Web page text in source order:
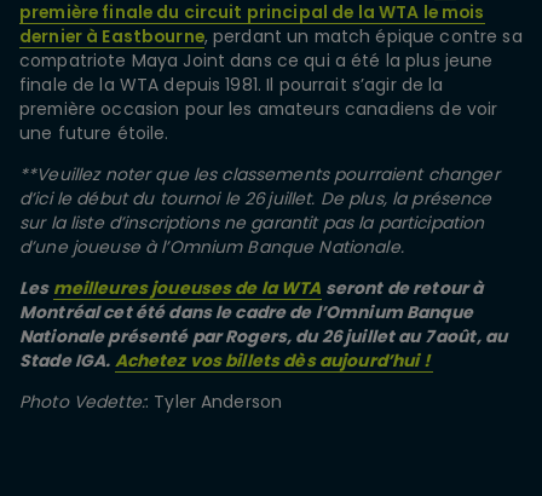
première finale du circuit principal de la WTA le mois
dernier à Eastbourne, perdant un match épique contre sa
compatriote Maya Joint dans ce qui a été la plus jeune
finale de la WTA depuis 1981. Il pourrait s’agir de la
première occasion pour les amateurs canadiens de voir
une future étoile.
**Veuillez noter que les classements pourraient changer
d’ici le début du tournoi le 26 juillet. De plus, la présence
sur la liste d’inscriptions ne garantit pas la participation
d’une joueuse à l’Omnium Banque Nationale.
Les meilleures joueuses de la WTA seront de retour à
Montréal cet été dans le cadre de l’Omnium Banque
Nationale présenté par Rogers, du 26 juillet au 7 août, au
Stade IGA. Achetez vos billets dès aujourd’hui !
Photo Vedette:: Tyler Anderson